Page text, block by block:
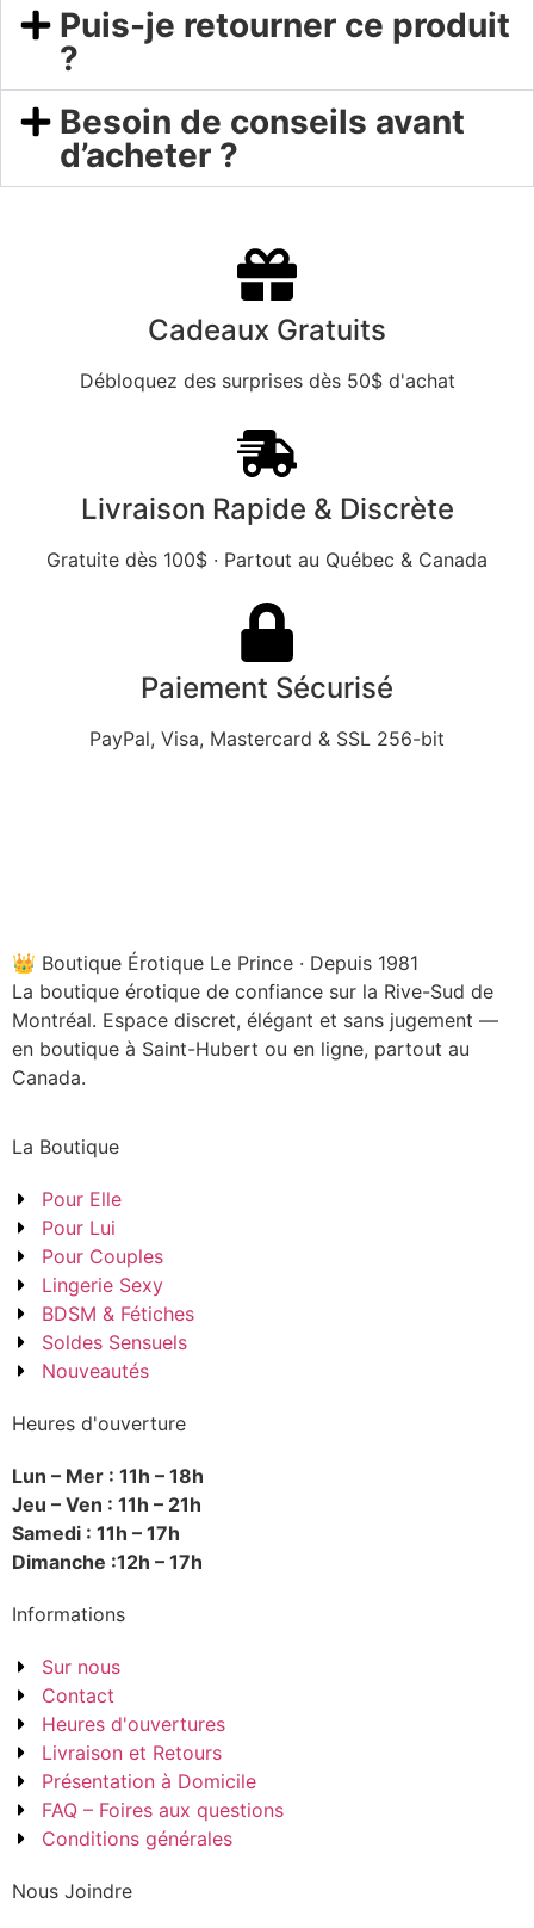
Puis-je retourner ce produit
?
Besoin de conseils avant
d’acheter ?
Cadeaux Gratuits
Débloquez des surprises dès 50$ d'achat
Livraison Rapide & Discrète
Gratuite dès 100$ · Partout au Québec & Canada
Paiement Sécurisé
PayPal, Visa, Mastercard & SSL 256-bit
👑 Boutique Érotique Le Prince · Depuis 1981
La boutique érotique de confiance sur la Rive-Sud de
Montréal. Espace discret, élégant et sans jugement —
en boutique à Saint-Hubert ou en ligne, partout au
Canada.
La Boutique
Pour Elle
Pour Lui
Pour Couples
Lingerie Sexy
BDSM & Fétiches
Soldes Sensuels
Nouveautés
Heures d'ouverture
Lun – Mer : 11h – 18h
Jeu – Ven : 11h – 21h
Samedi : 11h – 17h
Dimanche :12h – 17h
Informations
Sur nous
Contact
Heures d'ouvertures
Livraison et Retours
Présentation à Domicile
FAQ – Foires aux questions
Conditions générales
Nous Joindre